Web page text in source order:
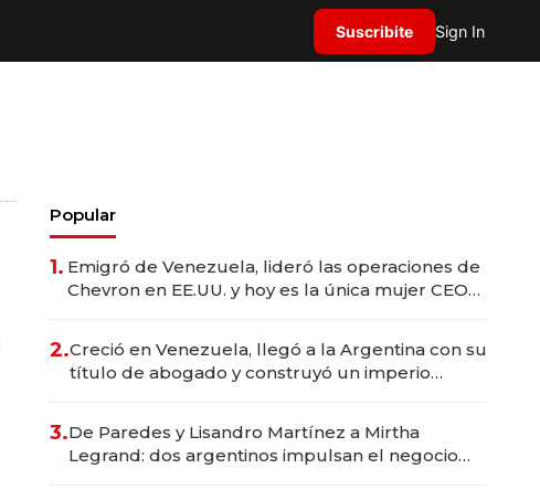
Suscribite Sign In
Popular
1. Emigró de Venezuela, lideró las operaciones de
Chevron en EE.UU. y hoy es la única mujer CEO
2.Creció en Venezuela, llegó a la Argentina con su
título de abogado y construyó un imperio
3.De Paredes y Lisandro Martínez a Mirtha
Legrand: dos argentinos impulsan el negocio